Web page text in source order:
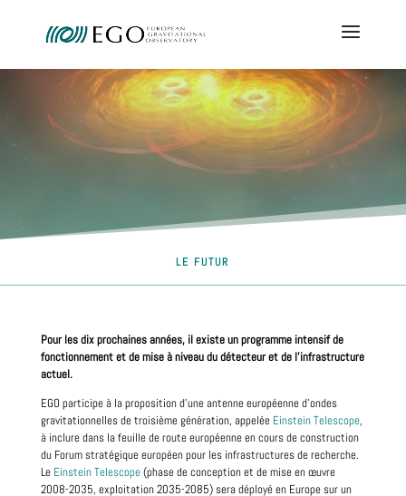
LE FUTUR
Pour les dix prochaines années, il existe un programme intensif de
fonctionnement et de mise à niveau du détecteur et de l'infrastructure
actuel.
EGO participe à la proposition d'une antenne européenne d'ondes
gravitationnelles de troisième génération, appelée Einstein Telescope,
à inclure dans la feuille de route européenne en cours de construction
du Forum stratégique européen pour les infrastructures de recherche.
Le Einstein Telescope(phase de conception et de mise en œuvre
2008-2035, exploitation 2035-2085) sera déployé en Europe sur un